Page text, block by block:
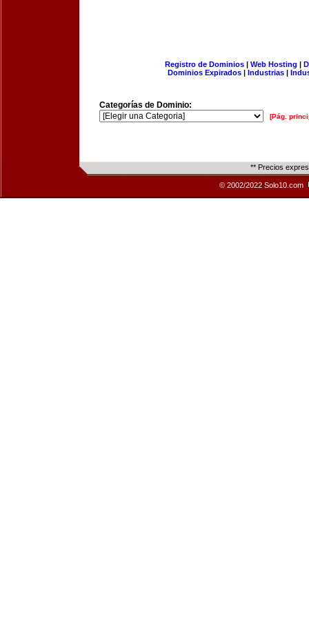
Registro de Dominios| Web Hosting |
Dominios Expirados | Industrias |
Categorías de Dominio:
[Pág.
** Precios
© 2002/2022 Solo10.com